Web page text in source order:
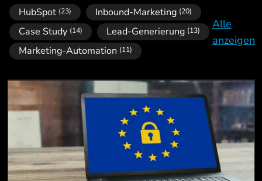
HubSpot (23) Inbound-Marketing (20)
Case Study (14) Lead-Generierung (13)
Marketing-Automation (11)
Alle
anzeigen